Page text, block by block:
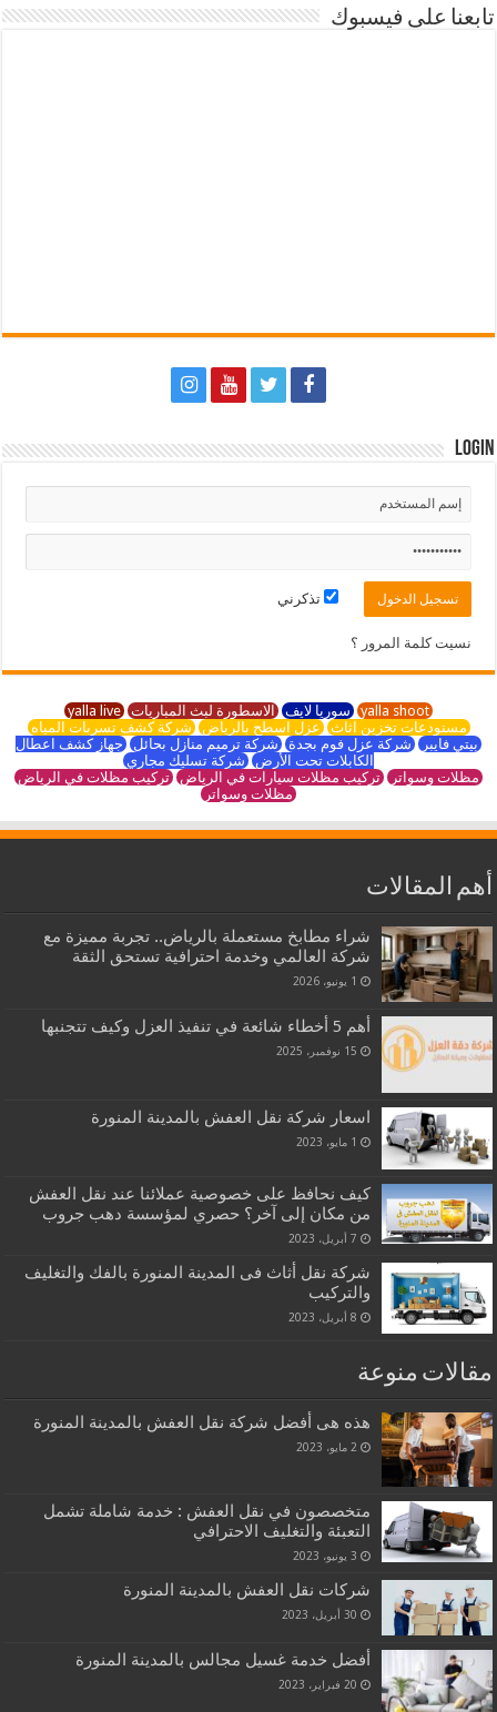
تابعنا على فيسبوك
Login
تذكرني
نسيت كلمة المرور ؟
yalla shoot سوريا لايف الاسطورة لبث المباريات yalla live
مستودعات تخزين اثاث عزل اسطح بالرياض شركة كشف تسربات المياه
بيتي فايبر شركة عزل فوم بجدة شركة ترميم منازل بحائل جهاز كشف اعطال
الكابلات تحت الأرض شركة تسليك مجاري
مظلات وسواتر تركيب مظلات سيارات في الرياض تركيب مظلات في الرياض
مظلات وسواتر
أهم المقالات
شراء مطابخ مستعملة بالرياض.. تجربة مميزة مع
شركة العالمي وخدمة احترافية تستحق الثقة
1 يونيو، 2026
أهم 5 أخطاء شائعة في تنفيذ العزل وكيف تتجنبها
15 نوفمبر، 2025
اسعار شركة نقل العفش بالمدينة المنورة
1 مايو، 2023
كيف نحافظ على خصوصية عملائنا عند نقل العفش
من مكان إلى آخر؟ حصري لمؤسسة دهب جروب
7 أبريل، 2023
شركة نقل أثاث فى المدينة المنورة بالفك والتغليف
والتركيب
8 أبريل، 2023
مقالات منوعة
هذه هى أفضل شركة نقل العفش بالمدينة المنورة
2 مايو، 2023
متخصصون في نقل العفش : خدمة شاملة تشمل
التعبئة والتغليف الاحترافي
3 يونيو، 2023
شركات نقل العفش بالمدينة المنورة
30 أبريل، 2023
أفضل خدمة غسيل مجالس بالمدينة المنورة
20 فبراير، 2023